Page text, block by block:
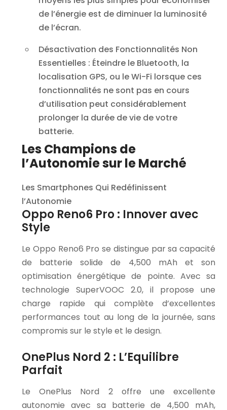
de l’énergie est de diminuer la luminosité
de l’écran.
Désactivation des Fonctionnalités Non
Essentielles : Éteindre le Bluetooth, la
localisation GPS, ou le Wi-Fi lorsque ces
fonctionnalités ne sont pas en cours
d’utilisation peut considérablement
prolonger la durée de vie de votre
batterie.
Les Champions de
l’Autonomie sur le Marché
Les Smartphones Qui Redéfinissent
l’Autonomie
Oppo Reno6 Pro : Innover avec
Style
Le Oppo Reno6 Pro se distingue par sa capacité
de batterie solide de 4,500 mAh et son
optimisation énergétique de pointe. Avec sa
technologie SuperVOOC 2.0, il propose une
charge rapide qui complète d’excellentes
performances tout au long de la journée, sans
compromis sur le style et le design.
OnePlus Nord 2 : L’Equilibre
Parfait
Le OnePlus Nord 2 offre une excellente
autonomie avec sa batterie de 4,500 mAh,